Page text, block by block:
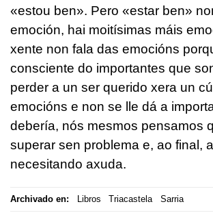
«estou ben». Pero «estar ben»
emoción, hai moitísimas máis
xente non fala das emocións
consciente do importantes que
perder a un ser querido xera un
emocións e non se lle dá a
debería, nós mesmos pensamos
superar sen problema e, ao final,
necesitando axuda.
Archivado en: Libros Triacastela Sarria